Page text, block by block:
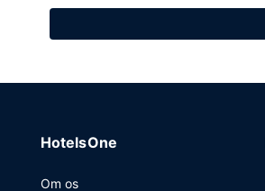
HotelsOne
Om os